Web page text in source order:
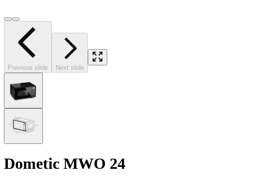
Previous slide Next slide
Dometic MWO 24